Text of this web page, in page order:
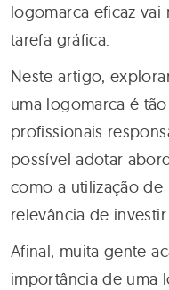
logomarca eficaz vai
tarefa gráfica.
Neste artigo,
uma logomarca é
profissionais
possível adotar
como a utilização de
relevância de
Afinal, muita gente
importância de uma